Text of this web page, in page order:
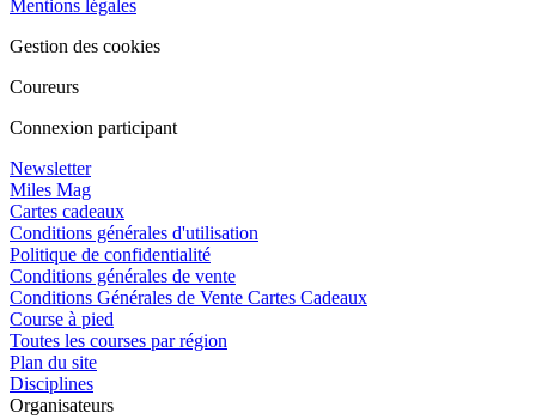
Mentions légales
Gestion des cookies
Coureurs
Connexion participant
Newsletter
Miles Mag
Cartes cadeaux
Conditions générales d'utilisation
Politique de confidentialité
Conditions générales de vente
Conditions Générales de Vente Cartes Cadeaux
Course à pied
Toutes les courses par région
Plan du site
Disciplines
Organisateurs